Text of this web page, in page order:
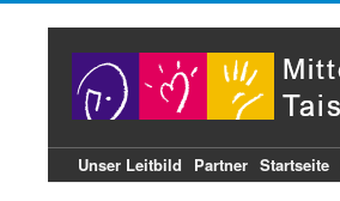
Unser Leitbild Partner Startseite